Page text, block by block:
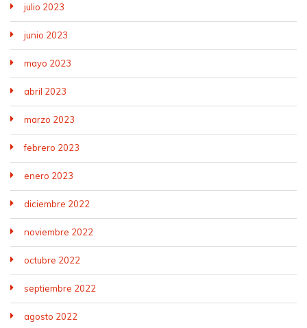
julio 2023
junio 2023
mayo 2023
abril 2023
marzo 2023
febrero 2023
enero 2023
diciembre 2022
noviembre 2022
octubre 2022
septiembre 2022
agosto 2022